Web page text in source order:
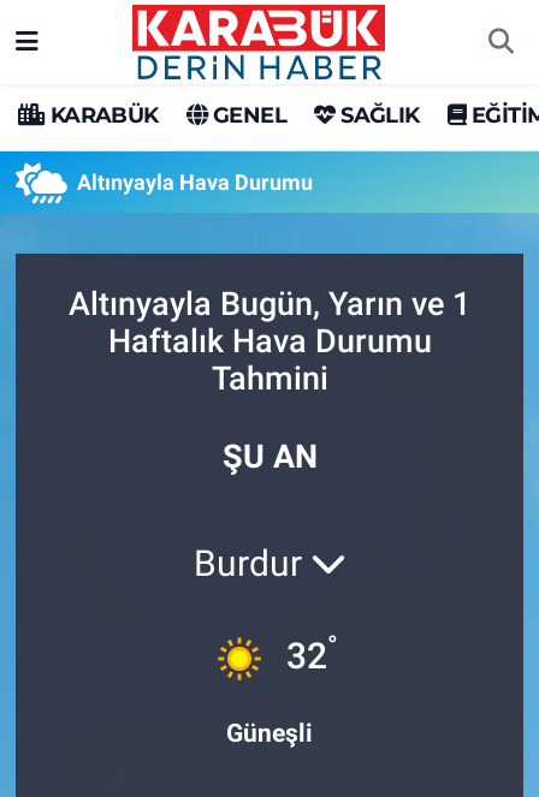
KARABÜK GENEL SAĞLIK
Altınyayla Hava Durumu
Altınyayla Bugün, Yarın ve 1
Haftalık Hava Durumu
Tahmini
ŞU AN
Burdur
32°
Güneşli
Karabük Hava Durumu
Karabük Trafik Yoğunluk Haritası
Tüm Manşetler
Son Dakika Haberleri